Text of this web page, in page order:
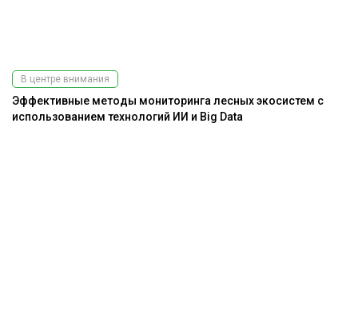
В центре внимания
Эффективные методы мониторинга лесных экосистем с
использованием технологий ИИ и Big Data